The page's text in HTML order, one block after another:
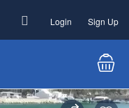
Login Sign Up